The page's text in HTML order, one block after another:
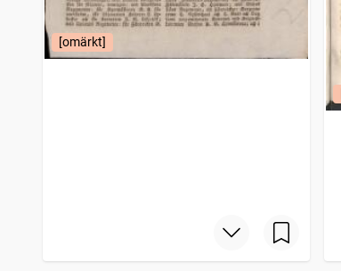
[omärkt]